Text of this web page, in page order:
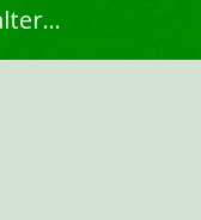
Nähkromanten - Die alternative Näh- und DIY-Community